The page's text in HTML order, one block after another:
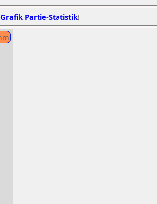
Grafik Partie-Statistik)